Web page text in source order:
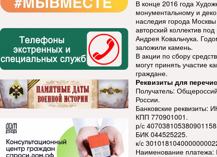
В конце 2016 года
монументальному и
наследия города
авторский коллектив
Андрея Ковальчука.
заложили камень.
В акции по сбору
могут принять участие
граждане.
Реквизиты для
Получатель:
России.
Банковские реквизиты:
КПП 770901001.
р/с
БИК 044525225.
к/с
Наименование платежа: